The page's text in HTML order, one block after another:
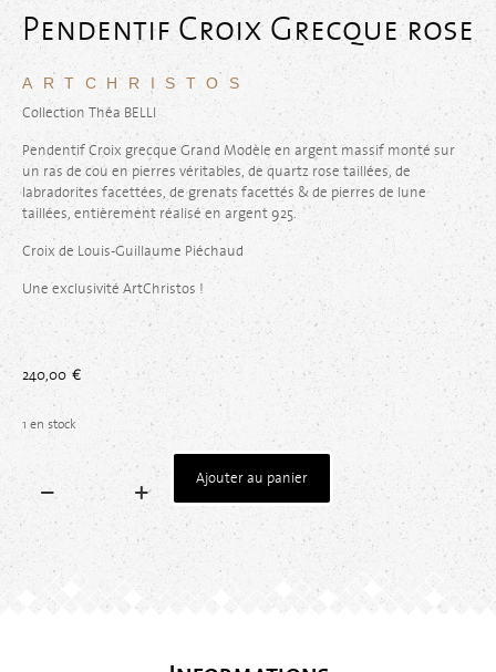
Pendentif Croix Grecque rose
ARTCHRISTOS
Collection Théa BELLI
Pendentif Croix grecque Grand Modèle en argent massif monté sur
un ras de cou en pierres véritables, de quartz rose taillées, de
labradorites facettées, de grenats facettés & de pierres de lune
taillées, entièrement réalisé en argent 925.
Croix de Louis-Guillaume Piéchaud
Une exclusivité ArtChristos !
240,00€
1 en stock
Ajouter au panier